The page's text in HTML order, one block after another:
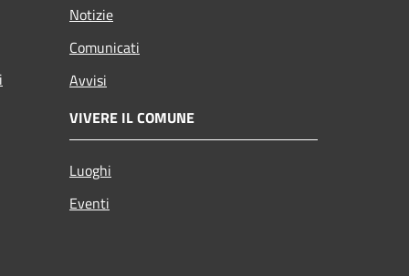
Notizie
Comunicati
Avvisi
VIVERE IL COMUNE
Luoghi
Eventi